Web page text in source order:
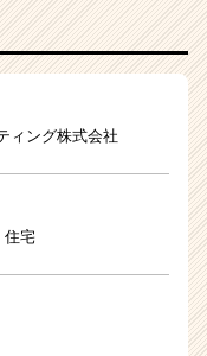
ィング株式会社
住宅